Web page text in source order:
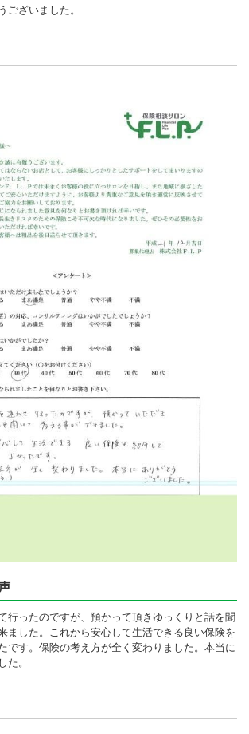
ございました。
行ったのですが、預かって頂きゆっくりと話を聞
ました。これから安心して生活できる良い保険を
です。保険の考え方が全く変わりました。本当に
た。